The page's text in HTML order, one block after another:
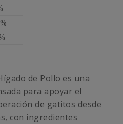
de Pollo es una
para apoyar el
de gatitos desde
con ingredientes